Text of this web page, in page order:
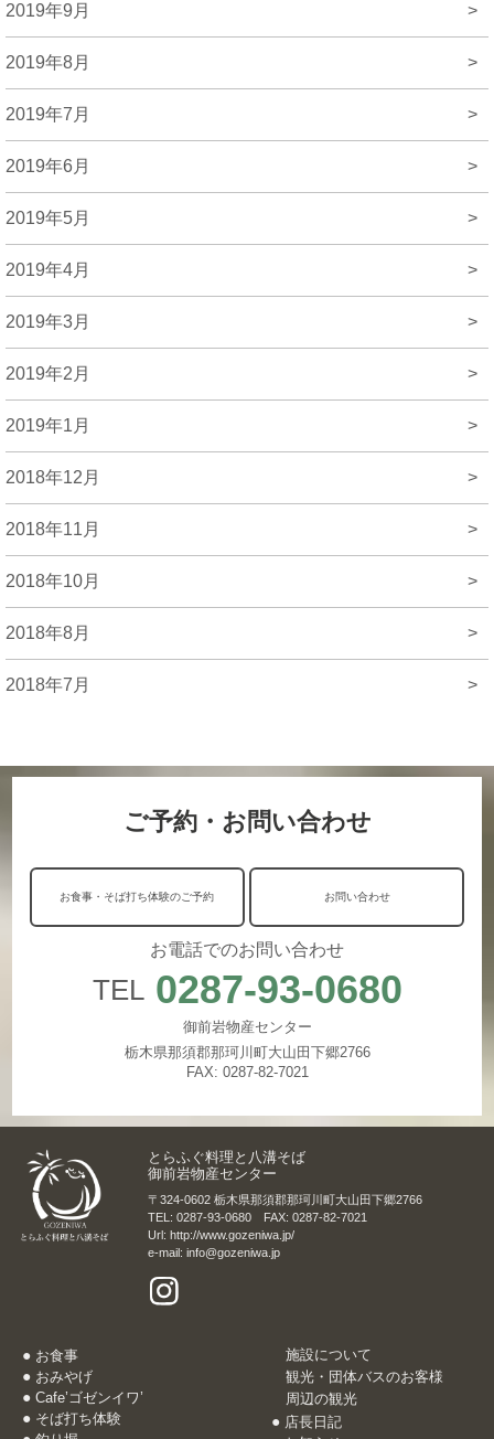
2019年9月 >
2019年8月 >
2019年7月 >
2019年6月 >
2019年5月 >
2019年4月 >
2019年3月 >
2019年2月 >
2019年1月 >
2018年12月 >
2018年11月 >
2018年10月 >
2018年8月 >
2018年7月 >
ご予約・お問い合わせ
お食事・そば打ち体験のご予約 お問い合わせ
お電話でのお問い合わせ
TEL 0287-93-0680
御前岩物産センター
栃木県那須郡那珂川町大山田下郷2766
FAX: 0287-82-7021
とらふぐ料理と八溝そば
御前岩物産センター
〒324-0602 栃木県那須郡那珂川町大山田下郷2766
TEL: 0287-93-0680 FAX: 0287-82-7021
Url: http://www.gozeniwa.jp/
e-mail: info@gozeniwa.jp
お食事
おみやげ
Cafe’ゴゼンイワ’
そば打ち体験
施設について
観光・団体バスのお客様
周辺の観光
店長日記